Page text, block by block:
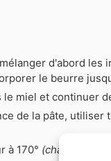
d'abord les
le beurre
le miel et continuer
de la pâte, utiliser
à 170° (chaleur